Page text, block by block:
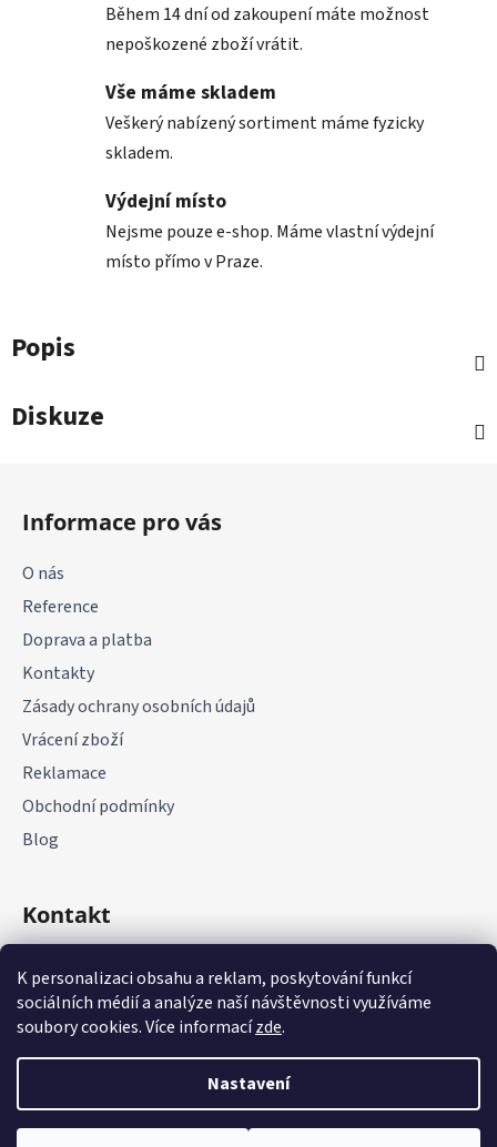
K personalizaci obsahu a reklam, poskytování funkcí
sociálních médií a analýze naší návštěvnosti využíváme
soubory cookies. Více informacízde.
Nastavení
Během 14 dní od zakoupení máte možnost
nepoškozené zboží vrátit.
Vše máme skladem
Veškerý nabízený sortiment máme fyzicky
skladem.
Výdejní místo
Nejsme pouze e-shop. Máme vlastní výdejní
místo přímo v Praze.
Popis
Diskuze
Informace pro vás
O nás
Reference
Doprava a platba
Kontakty
Zásady ochrany osobních údajů
Vrácení zboží
Reklamace
Obchodní podmínky
Blog
Kontakt
+420 775 177 085
Vytvořil Shoptet